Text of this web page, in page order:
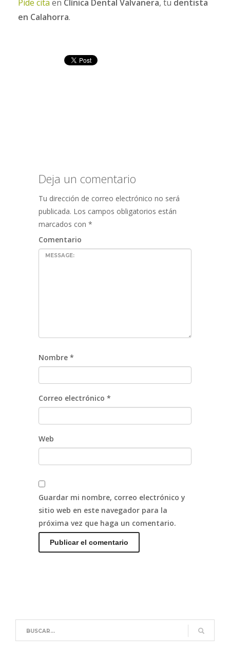
Pide cita en Clínica Dental Valvanera, tu dentista
en Calahorra.
Deja un comentario
Tu dirección de correo electrónico no será
publicada. Los campos obligatorios están
marcados con *
Comentario
Nombre *
Correo electrónico *
Web
Guardar mi nombre, correo electrónico y
sitio web en este navegador para la
próxima vez que haga un comentario.